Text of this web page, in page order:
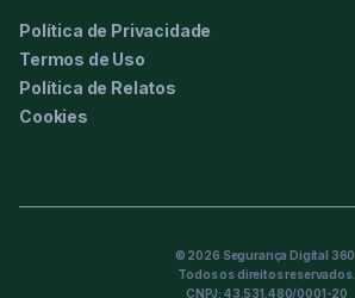
Política de Privacidade
Termos de Uso
Política de Relatos
Cookies
© 2026 Segurança Digital 360.
Todos os direitos reservados.
CNPJ: 43.531.480/0001-20